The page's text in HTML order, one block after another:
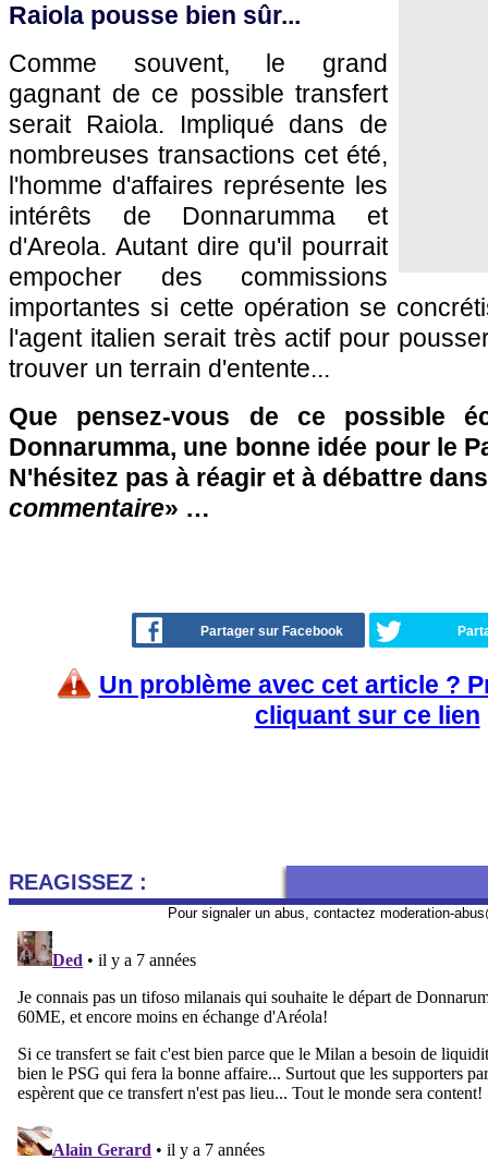
Raiola pousse bien sûr...
Comme souvent, le grand
gagnant de ce possible transfert
serait Raiola. Impliqué dans de
nombreuses transactions cet été,
l'homme d'affaires représente les
intérêts de Donnarumma et
d'Areola. Autant dire qu'il pourrait
empocher des commissions
importantes si cette opération se
l'agent italien serait très actif pour
trouver un terrain d'entente...
Que pensez-vous de ce possible
Donnarumma, une bonne idée pour le
N'hésitez pas à réagir et à débattre
commentaire» …
Partager sur Facebook
Un problème avec cet article ?
cliquant sur ce lien
REAGISSEZ :
Pour signaler un abus, contactez moderation-